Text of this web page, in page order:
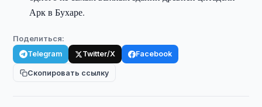
Арк в Бухаре.
Поделиться:
Telegram Twitter/X Facebook
Скопировать ссылку